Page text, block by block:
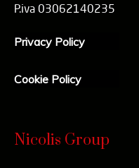
P.iva 03062140235
Privacy Policy
Cookie Policy
Nicolis Group